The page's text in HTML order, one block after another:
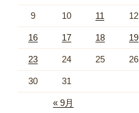
9 10 11 12
16 17 18 19
23 24 25 26
30 31
« 9月